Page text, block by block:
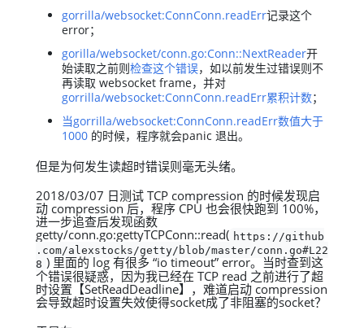
gorrilla/websocket:ConnConn.readErr记录这个
error；
gorilla/websocket/conn.go:Conn::NextReader开
始读取之前则检查这个错误，如以前发生过错误则不
再读取 websocket frame，并对
gorrilla/websocket:ConnConn.readErr累积计数；
当gorrilla/websocket:ConnConn.readErr数值大于
1000 的时候，程序就会panic 退出。
但是为何发生读超时错误则毫无头绪。
2018/03/07 日测试 TCP compression 的时候发现启
动 compression 后，程序 CPU 也会很快跑到 100%，
进一步追查后发现函数
getty/conn.go:gettyTCPConn::read( https://github
.com/alexstocks/getty/blob/master/conn.go#L22
8 ) 里面的 log 有很多 “io timeout” error。当时查到这
个错误很疑惑，因为我已经在 TCP read 之前进行了超
时设置【SetReadDeadline】，难道启动 compression
会导致超时设置失效使得socket成了非阻塞的socket？